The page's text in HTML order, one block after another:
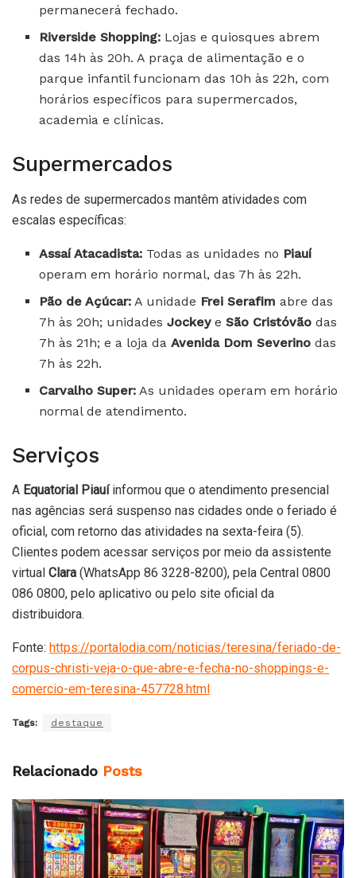
permanecerá fechado.
Riverside Shopping: Lojas e quiosques abrem
das 14h às 20h. A praça de alimentação e o
parque infantil funcionam das 10h às 22h, com
horários específicos para supermercados,
academia e clínicas.
Supermercados
As redes de supermercados mantêm atividades com
escalas específicas:
Assaí Atacadista: Todas as unidades no Piauí
operam em horário normal, das 7h às 22h.
Pão de Açúcar: A unidade Frei Serafim abre das
7h às 20h; unidadesJockeyeSão Cristóvão das
7h às 21h; e a loja daAvenida Dom Severino das
7h às 22h.
Carvalho Super: As unidades operam em horário
normal de atendimento.
Serviços
A Equatorial Piauíinformou que o atendimento presencial
nas agências será suspenso nas cidades onde o feriado é
oficial, com retorno das atividades na sexta-feira (5).
Clientes podem acessar serviços por meio da assistente
virtual Clara (WhatsApp 86 3228-8200), pela Central 0800
086 0800, pelo aplicativo ou pelo site oficial da
distribuidora.
Fonte: https://portalodia.com/noticias/teresina/feriado-de-
corpus-christi-veja-o-que-abre-e-fecha-no-shoppings-e-
comercio-em-teresina-457728.html
Tags: destaque
Relacionado Posts